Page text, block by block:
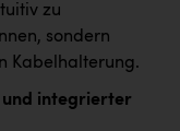
zu
sondern
Kabelhalterung.
und integrierter